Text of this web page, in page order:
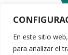
En este sitio
para analizar el